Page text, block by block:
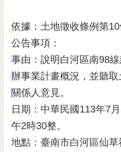
市府團隊
主題服務
市政資訊
市民互動
黃
偉
哲
依據：土地徵收條例第10
公告事項：
事由：說明白河區南98
辦事業計畫概況，並聽
關係人意見。
日期：中華民國113年7
午2時30整。
地點：臺南市白河區仙